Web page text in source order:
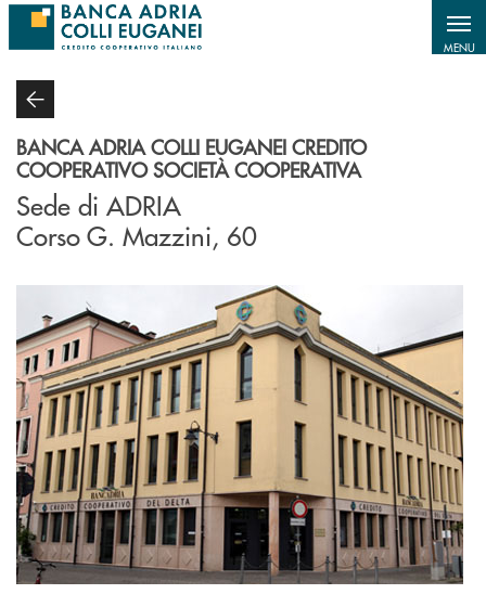
Salta al contenuto principale
MENU
BANCA ADRIA COLLI EUGANEI CREDITO
COOPERATIVO SOCIETÀ COOPERATIVA
Sede di ADRIA
Corso G. Mazzini, 60